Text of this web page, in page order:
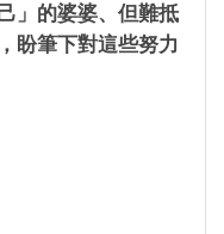
」的婆婆、但難抵
盼筆下對這些努力